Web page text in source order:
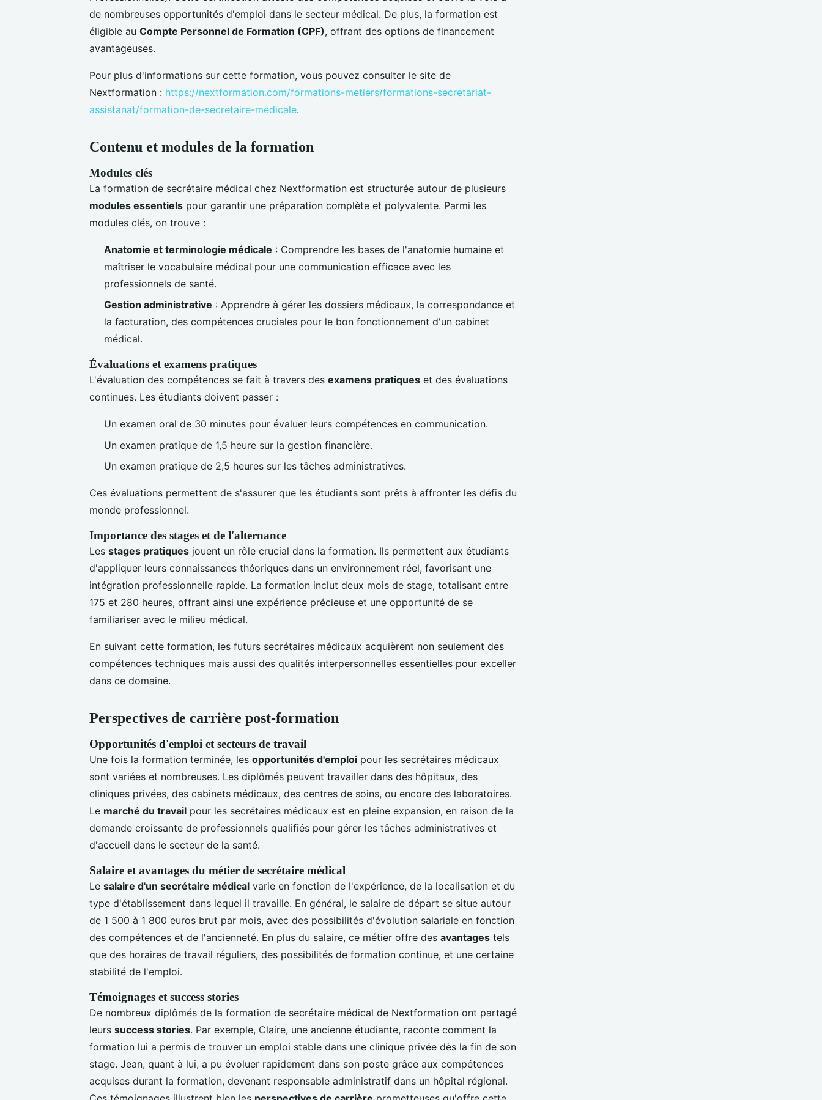
de nombreuses opportunités d'emploi dans le secteur médical. De plus, la formation est
éligible au Compte Personnel de Formation (CPF), offrant des options de financement
avantageuses.
Pour plus d'informations sur cette formation, vous pouvez consulter le site de
Nextformation : https://nextformation.com/formations-metiers/formations-secretariat-
assistanat/formation-de-secretaire-medicale.
Contenu et modules de la formation
Modules clés
La formation de secrétaire médical chez Nextformation est structurée autour de plusieurs
modules essentiels pour garantir une préparation complète et polyvalente. Parmi les
modules clés, on trouve :
Anatomie et terminologie médicale : Comprendre les bases de l'anatomie humaine et
maîtriser le vocabulaire médical pour une communication efficace avec les
professionnels de santé.
Gestion administrative : Apprendre à gérer les dossiers médicaux, la correspondance et
la facturation, des compétences cruciales pour le bon fonctionnement d'un cabinet
médical.
Évaluations et examens pratiques
L'évaluation des compétences se fait à travers des examens pratiques et des évaluations
continues. Les étudiants doivent passer :
Un examen oral de 30 minutes pour évaluer leurs compétences en communication.
Un examen pratique de 1,5 heure sur la gestion financière.
Un examen pratique de 2,5 heures sur les tâches administratives.
Ces évaluations permettent de s'assurer que les étudiants sont prêts à affronter les défis du
monde professionnel.
Importance des stages et de l'alternance
Les stages pratiques jouent un rôle crucial dans la formation. Ils permettent aux étudiants
d'appliquer leurs connaissances théoriques dans un environnement réel, favorisant une
intégration professionnelle rapide. La formation inclut deux mois de stage, totalisant entre
175 et 280 heures, offrant ainsi une expérience précieuse et une opportunité de se
familiariser avec le milieu médical.
En suivant cette formation, les futurs secrétaires médicaux acquièrent non seulement des
compétences techniques mais aussi des qualités interpersonnelles essentielles pour exceller
dans ce domaine.
Perspectives de carrière post-formation
Opportunités d'emploi et secteurs de travail
Une fois la formation terminée, les opportunités d'emploi pour les secrétaires médicaux
sont variées et nombreuses. Les diplômés peuvent travailler dans des hôpitaux, des
cliniques privées, des cabinets médicaux, des centres de soins, ou encore des laboratoires.
Le marché du travail pour les secrétaires médicaux est en pleine expansion, en raison de la
demande croissante de professionnels qualifiés pour gérer les tâches administratives et
d'accueil dans le secteur de la santé.
Salaire et avantages du métier de secrétaire médical
Le salaire d'un secrétaire médical varie en fonction de l'expérience, de la localisation et du
type d'établissement dans lequel il travaille. En général, le salaire de départ se situe autour
de 1 500 à 1 800 euros brut par mois, avec des possibilités d'évolution salariale en fonction
des compétences et de l'ancienneté. En plus du salaire, ce métier offre des avantages tels
que des horaires de travail réguliers, des possibilités de formation continue, et une certaine
stabilité de l'emploi.
Témoignages et success stories
De nombreux diplômés de la formation de secrétaire médical de Nextformation ont partagé
leurs success stories. Par exemple, Claire, une ancienne étudiante, raconte comment la
formation lui a permis de trouver un emploi stable dans une clinique privée dès la fin de son
stage. Jean, quant à lui, a pu évoluer rapidement dans son poste grâce aux compétences
acquises durant la formation, devenant responsable administratif dans un hôpital régional.